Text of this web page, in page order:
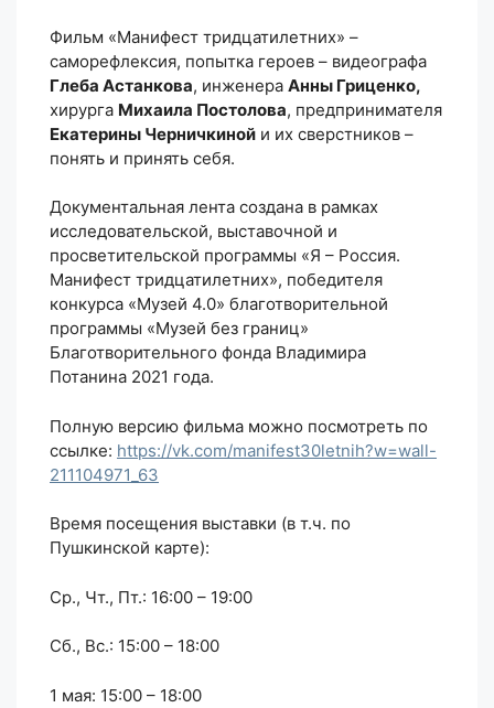
Фильм «Манифест тридцатилетних» –
саморефлексия, попытка героев – видеографа
Глеба Астанкова, инженера Анны Гриценко,
хирурга Михаила Постолова, предпринимателя
Екатерины Черничкиной и их сверстников –
понять и принять себя.
Документальная лента создана в рамках
исследовательской, выставочной и
просветительской программы «Я – Россия.
Манифест тридцатилетних», победителя
конкурса «Музей 4.0» благотворительной
программы «Музей без границ»
Благотворительного фонда Владимира
Потанина 2021 года.
Полную версию фильма можно посмотреть по
ссылке: https://vk.com/manifest30letnih?w=wall-
211104971_63
Время посещения выставки (в т.ч. по
Пушкинской карте):
Ср., Чт., Пт.: 16:00 – 19:00
Сб., Вс.: 15:00 – 18:00
1 мая: 15:00 – 18:00